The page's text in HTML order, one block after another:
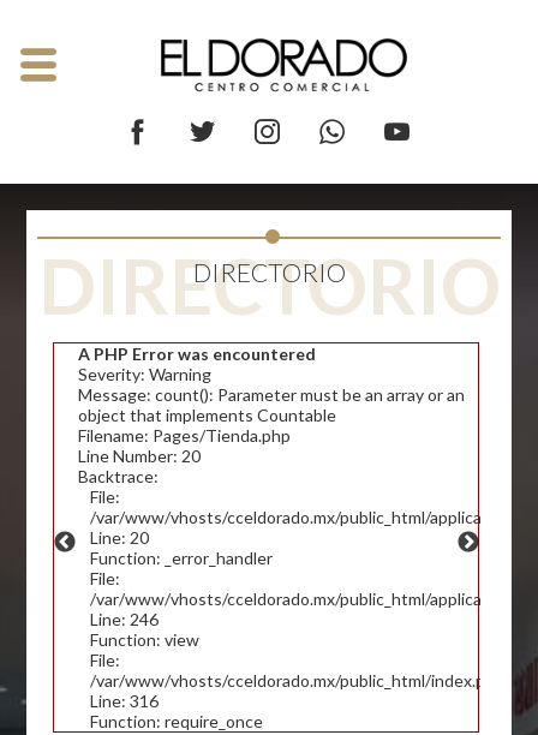
DIRECTORIO
DIRECTORIO
A PHP Error was encountered
Severity: Warning
Message: count(): Parameter must be an array or an
object that implements Countable
Filename: Pages/Tienda.php
Line Number: 20
Backtrace:
File:
/var/www/vhosts/cceldorado.mx/public_html/application/
Line: 20
Function: _error_handler
File:
/var/www/vhosts/cceldorado.mx/public_html/application/
Line: 246
Function: view
File:
/var/www/vhosts/cceldorado.mx/public_html/index.php
Line: 316
Function: require_once